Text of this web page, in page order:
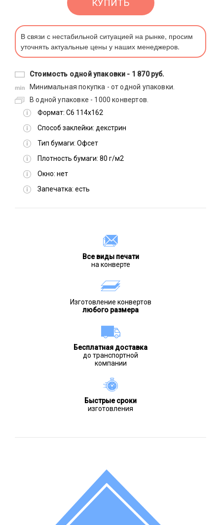
КУПИТЬ
В связи с нестабильной ситуацией на рынке, просим
уточнять актуальные цены у наших менеджеров.
Стоимость одной упаковки - 1 870 руб.
Минимальная покупка - от одной упаковки.
В одной упаковке - 1000 конвертов.
Формат: С6 114х162
Способ заклейки: декстрин
Тип бумаги: Офсет
Плотность бумаги: 80 г/м2
Окно: нет
Запечатка: есть
Все виды печати
на конверте
Изготовление конвертов
любого размера
Бесплатная доставка
до транспортной
компании
Быстрые сроки
изготовления